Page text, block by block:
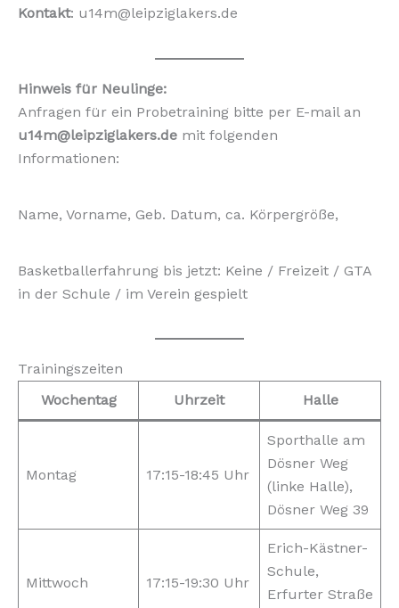
Kontakt: u14m@leipziglakers.de
Hinweis für Neulinge:
Anfragen für ein Probetraining bitte per E-mail an
u14m@leipziglakers.de mit folgenden
Informationen:
Name, Vorname, Geb. Datum, ca. Körpergröße,
Basketballerfahrung bis jetzt: Keine / Freizeit / GTA
in der Schule / im Verein gespielt
Trainingszeiten
Wochentag
Uhrzeit Halle
Montag 17:15-18:45 Uhr
Sporthalle am
Dösner Weg
(linke Halle),
Dösner Weg 39
Mittwoch 17:15-19:30 Uhr
Erich-Kästner-
Schule,
Erfurter Straße